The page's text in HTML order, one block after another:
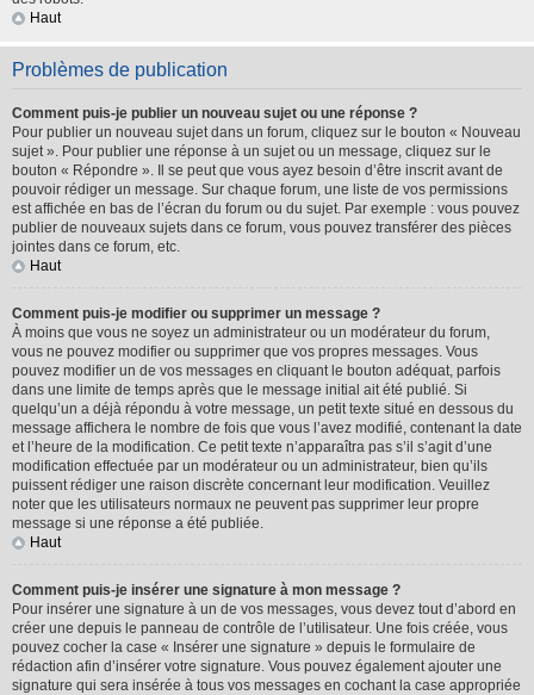
Haut
Problèmes de publication
Comment puis-je publier un nouveau sujet ou une réponse ?
Pour publier un nouveau sujet dans un forum, cliquez sur le bouton « Nouveau
sujet ». Pour publier une réponse à un sujet ou un message, cliquez sur le
bouton « Répondre ». Il se peut que vous ayez besoin d’être inscrit avant de
pouvoir rédiger un message. Sur chaque forum, une liste de vos permissions
est affichée en bas de l’écran du forum ou du sujet. Par exemple : vous pouvez
publier de nouveaux sujets dans ce forum, vous pouvez transférer des pièces
jointes dans ce forum, etc.
Haut
Comment puis-je modifier ou supprimer un message ?
À moins que vous ne soyez un administrateur ou un modérateur du forum,
vous ne pouvez modifier ou supprimer que vos propres messages. Vous
pouvez modifier un de vos messages en cliquant le bouton adéquat, parfois
dans une limite de temps après que le message initial ait été publié. Si
quelqu’un a déjà répondu à votre message, un petit texte situé en dessous du
message affichera le nombre de fois que vous l’avez modifié, contenant la date
et l’heure de la modification. Ce petit texte n’apparaîtra pas s’il s’agit d’une
modification effectuée par un modérateur ou un administrateur, bien qu’ils
puissent rédiger une raison discrète concernant leur modification. Veuillez
noter que les utilisateurs normaux ne peuvent pas supprimer leur propre
message si une réponse a été publiée.
Haut
Comment puis-je insérer une signature à mon message ?
Pour insérer une signature à un de vos messages, vous devez tout d’abord en
créer une depuis le panneau de contrôle de l’utilisateur. Une fois créée, vous
pouvez cocher la case « Insérer une signature » depuis le formulaire de
rédaction afin d’insérer votre signature. Vous pouvez également ajouter une
signature qui sera insérée à tous vos messages en cochant la case appropriée